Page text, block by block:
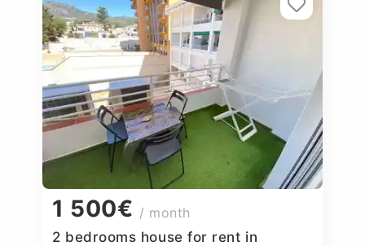
1 500€ / month
2 bedrooms house for rent in